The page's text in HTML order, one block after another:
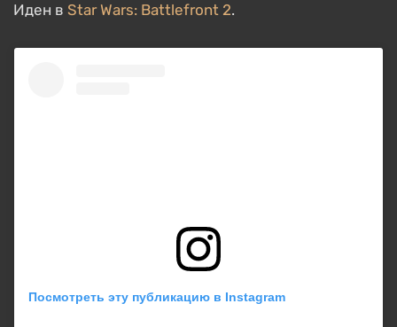
Иден в Star Wars: Battlefront 2.
Посмотреть эту публикацию в Instagram